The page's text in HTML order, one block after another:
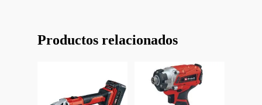
Productos relacionados